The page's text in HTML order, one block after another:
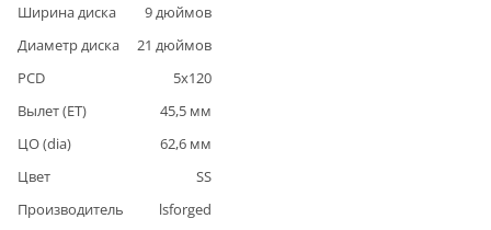
Ширина диска 9дюймов
Диаметр диска
21 дюймов
PCD
5x120
Вылет (ET)
45,5 мм
ЦО (dia)
62,6 мм
Цвет
SS
Производитель
lsforged